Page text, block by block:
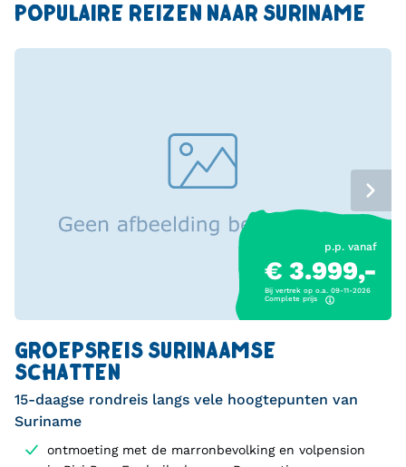
POPULAIRE REIZEN NAAR SURINAME
Bij vertrek op o.a. 09-11-2026
Complete prijs
p.p. vanaf
€ 3.999,-
GROEPSREIS SURINAAMSE
SCHATTEN
15-daagse rondreis langs vele hoogtepunten van
Suriname
ontmoeting met de marronbevolking en volpension